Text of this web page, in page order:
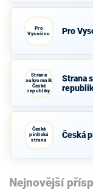
Pro
Vysočinu
Pro
Strana
soukromníků
České
republiky
Strana
Česká
pirátská
strana
Česká
Nejnovější